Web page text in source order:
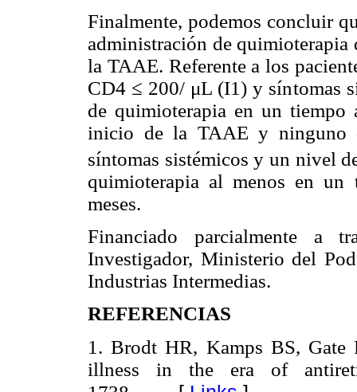
Finalmente, podemos concluir
administración de
la TAAE. Referente a los
CD4 ≤ 200/ μL (I1) y síntomas
de quimioterapia en un tiempo
inicio de la TAAE y ninguno
síntomas sistémicos y un nivel
quimioterapia al menos en
meses.
Financiado parcialmente a
Investigador, Ministerio del
Industrias Intermedias.
REFERENCIAS
1. Brodt HR, Kamps BS, Gate
illness in the era of